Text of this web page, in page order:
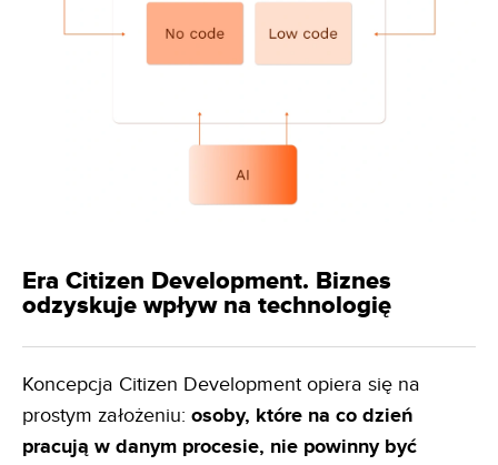
Era Citizen Development. Biznes
odzyskuje wpływ na technologię
Koncepcja Citizen Development opiera się na
prostym założeniu: osoby, które na co dzień
pracują w danym procesie, nie powinny być